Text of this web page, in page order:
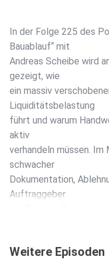
In der Folge 225 des
Bauablauf“ mit
Andreas Scheibe wird
gezeigt, wie
ein massiv
Liquiditätsbelastung
führt und warum
aktiv
verhandeln müssen.
schwacher
Dokumentation,
Auftraggeber
am Ende ein
Weitere Episoden